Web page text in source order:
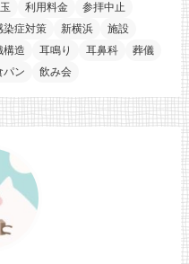
利用料金
参拝中止
染症対策 新横浜
施設
構造 耳鳴り 耳鼻科
葬儀
パン 飲み会